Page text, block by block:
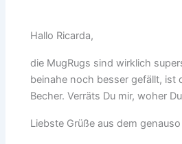
Hallo Ricarda,
die MugRugs sind wirklich
beinahe noch besser gefällt, ist
Becher. Verräts Du mir, woher
Liebste Grüße aus dem